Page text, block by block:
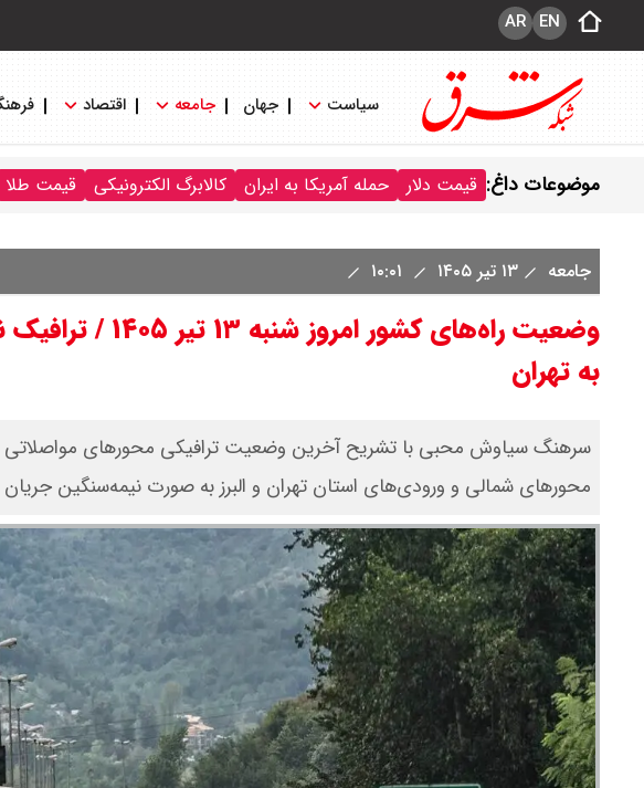
EN
AR
سیاست جهان جامعه اقتصاد
موضوعات داغ: قیمت دلار حمله آمریکا به ایران کالابرگ الکترونیکی قیمت طلا
جامعه ۱۳ تیر ۱۴۰۵
وضعیت راه‌های
به تهران
سرهنگ سیاوش محبی با تشریح آخرین وضعیت ترافیکی محورهای مواصلاتی
محورهای شمالی و ورودی‌های استان تهران و البرز به صورت نیمه‌سنگین جریان